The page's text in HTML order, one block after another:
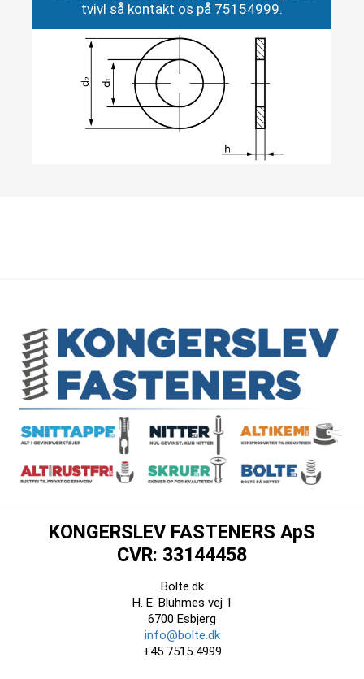
tvivl så kontakt os på 75154999.
KONGERSLEV FASTENERS ApS
CVR: 33144458
Bolte.dk
H. E. Bluhmes vej 1
6700 Esbjerg
info@bolte.dk
+45 7515 4999